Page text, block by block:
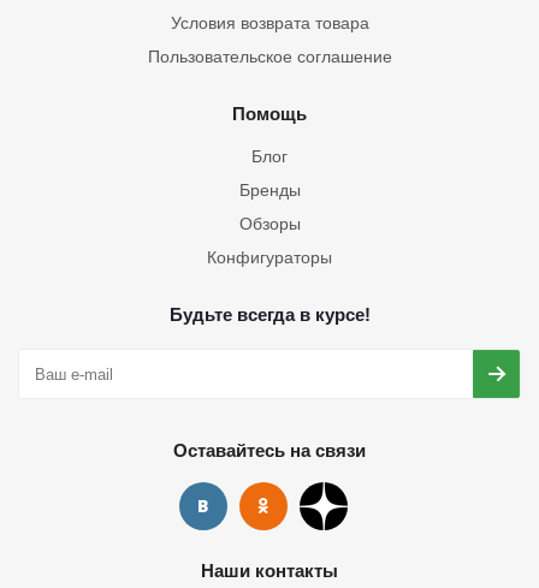
Условия возврата товара
Пользовательское соглашение
Помощь
Блог
Бренды
Обзоры
Конфигураторы
Будьте всегда в курсе!
Оставайтесь на связи
Наши контакты